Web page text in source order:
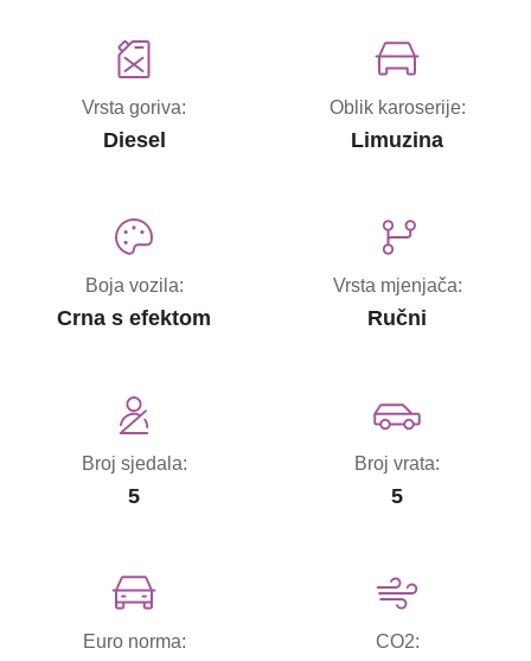
Vrsta goriva:
Diesel
Oblik karoserije:
Limuzina
Boja vozila:
Crna s efektom
Vrsta mjenjača:
Ručni
Broj sjedala:
5
Broj vrata:
5
Euro norma: CO2: